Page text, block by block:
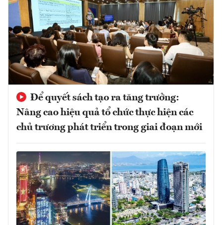
Để quyết sách tạo ra tăng trưởng:
Nâng cao hiệu quả tổ chức thực hiện các
chủ trương phát triển trong giai đoạn mới